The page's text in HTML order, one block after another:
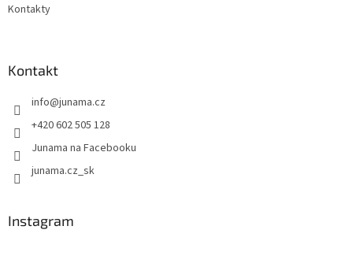
Kontakty
Kontakt
info@junama.cz
+420 602 505 128
Junama na Facebooku
junama.cz_sk
Instagram